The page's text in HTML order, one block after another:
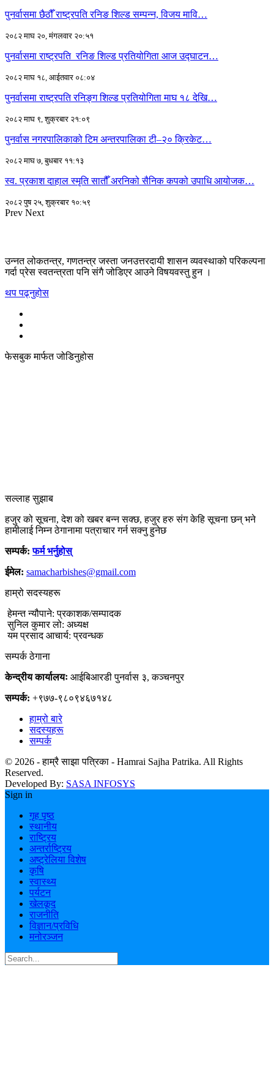
पुनर्वासमा छैठौँ राष्ट्रपति रनिङ शिल्ड सम्पन्न, विजय मावि…
२०८२ माघ २०, मंगलवार २०:५१
पुनर्वासमा राष्ट्रपति रनिङ शिल्ड प्रतियोगिता आज उद्घाटन…
२०८२ माघ १८, आईतवार ०८:०४
पुनर्वासमा राष्ट्रपति रनिङ्ग शिल्ड प्रतियोगिता माघ १८ देखि…
२०८२ माघ ९, शुक्रबार २१:०९
पुनर्वास नगरपालिकाको टिम अन्तरपालिका टी–२० क्रिकेट…
२०८२ माघ ७, बुधबार ११:१३
स्व. प्रकाश दाहाल स्मृति सातौँ अरनिको सैनिक कपको उपाधि आयोजक…
२०८२ पुष २५, शुक्रबार १०:५९
Prev Next
उन्नत लोकतन्त्र, गणतन्त्र जस्ता जनउत्तरदायी शासन व्यवस्थाको परिकल्पना
गर्दा प्रेस स्वतन्त्रता पनि संगै जोडिएर आउने विषयवस्तु हुन ।
थप पढ्नुहोस
फेसबुक मार्फत जोडिनुहोस
सल्लाह सुझाब
हजुर को सूचना, देश को खबर बन्न सक्छ, हजुर हरु संग केहि सूचना छन् भने
हामीलाई निम्न ठेगानामा पत्राचार गर्न सक्नु हुनेछ
सम्पर्क:फर्म भर्नुहोस्
ईमेल: samacharbishes@gmail.com
हाम्रो सदस्यहरू
हेमन्त न्यौपाने: प्रकाशक/सम्पादक
सुनिल कुमार लो: अध्यक्ष
यम प्रसाद आचार्य: प्रवन्धक
सम्पर्क ठेगाना
केन्द्रीय कार्यालयः आईबिआरडी पुनर्वास ३, कञ्चनपुर
सम्पर्क: +९७७-९८०९४६७१४८
हाम्रो बारे
सदस्यहरू
सम्पर्क
© 2026 - हाम्रै साझा पत्रिका - Hamrai Sajha Patrika. All Rights
Reserved.
Developed By: SASA INFOSYS
Sign in
गृह पृष्ठ
स्थानीय
राष्ट्रिय
अन्तर्राष्ट्रिय
अष्ट्रेलिया विशेष
कृषि
स्वास्थ्य
पर्यटन
खेलकूद
राजनीति
विज्ञान/प्रविधि
मनोरञ्जन